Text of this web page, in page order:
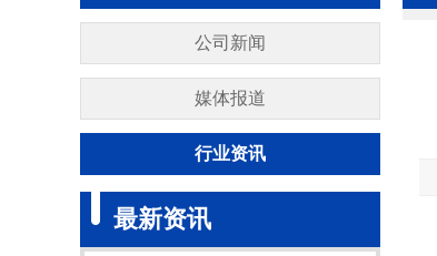
公司新闻
媒体报道
行业资讯
最新资讯